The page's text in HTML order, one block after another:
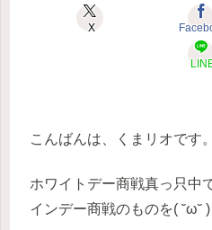
X
こんばんは、くまリオです。
ホワイトデー商戦真っ只中
インデー商戦のものを( ˘ω˘ )